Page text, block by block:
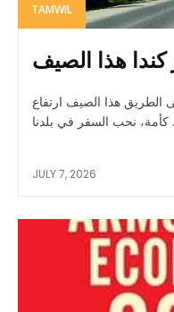
TAMWIL
كندا هذا الصيف
يشعر الكنديون الذين يسافرون إلى الطريق هذا الصيف ارتفاع
JULY 7, 2026